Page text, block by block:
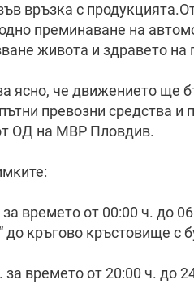
връзка с
преминаване на
живота и здравето на
ясно, че движението ще
превозни средства и
ОД на МВР Пловдив.
времето от 00:00 ч. до
до кръгово кръстовище с
за времето от 20:00 ч. до